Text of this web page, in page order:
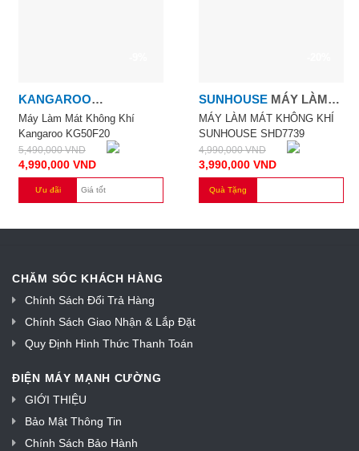
KANGAROO
KANGAROO
Máy Làm Mát Không Khí
Kangaroo KG50F20
5,490,000VND
4,990,000 VND
Ưu đãi Giá tốt
SUNHOUSE MÁY LÀM
MÁT KHÔNG KHÍ
SHD7739
MÁY LÀM MÁT KHÔNG KHÍ
SUNHOUSE SHD7739
4,990,000VND
3,990,000 VND
Quà Tặng
CHĂM SÓC KHÁCH HÀNG
Chính Sách Đổi Trả Hàng
Chính Sách Giao Nhận & Lắp Đặt
Quy Định Hình Thức Thanh Toán
ĐIỆN MÁY MẠNH CƯỜNG
GIỚI THIỆU
Bảo Mật Thông Tin
Chính Sách Bảo Hành